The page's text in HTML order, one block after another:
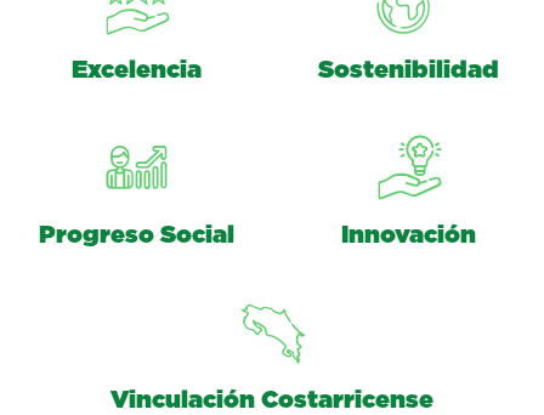
Excelencia Sostenibilidad
Progreso Social Innovación
Vinculación Costarricense